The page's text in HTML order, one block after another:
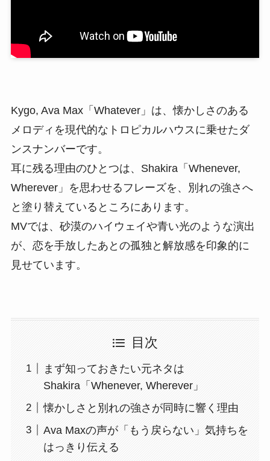
Kygo, Ava Max「Whatever」は、懐かしさのある
メロディを現代的なトロピカルハウスに乗せたダ
ンスナンバーです。
耳に残る理由のひとつは、Shakira「Whenever,
Wherever」を思わせるフレーズを、別れの強さへ
と塗り替えているところにあります。
MVでは、砂漠のハイウェイや青い光のような演出
が、恋を手放したあとの孤独と解放感を印象的に
見せています。
目次
まず知っておきたい元ネタは
Shakira「Whenever, Wherever」
懐かしさと別れの強さが同時に響く理由
Ava Maxの声が「もう戻らない」気持ちを
はっきり伝える